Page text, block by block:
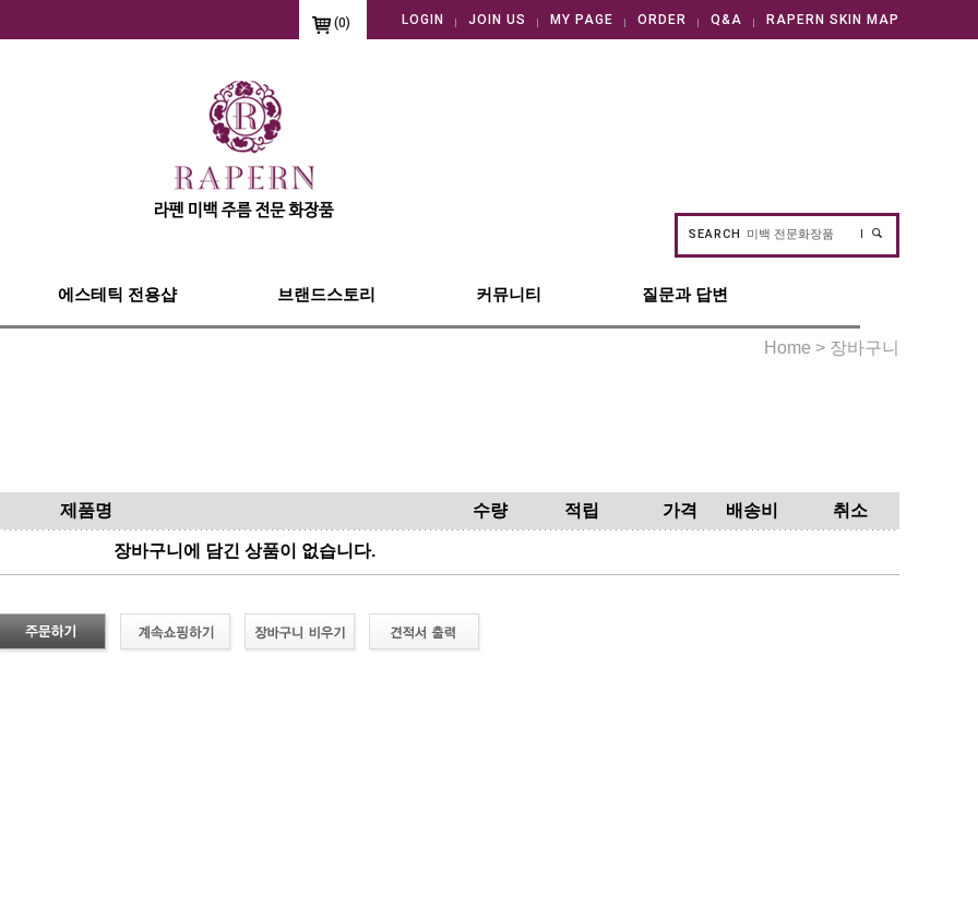
(0) LOGIN JOIN US MY PAGE ORDER Q&A RAPERN SKIN MAP
SEARCH
에스테틱 전용샵 브랜드스토리 커뮤니티 질문과 답변
Home > 장바구니
제품명 수량 적립 가격 배송비 취소
장바구니에 담긴 상품이 없습니다.